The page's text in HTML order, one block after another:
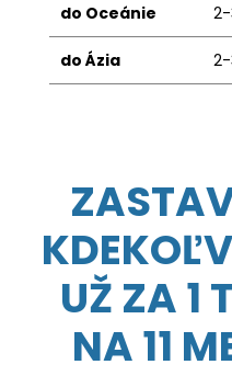
do Oceánie
do Ázia
UŽ ZA 1
NA 11